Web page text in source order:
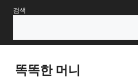
Skip검색
똑똑한 머니